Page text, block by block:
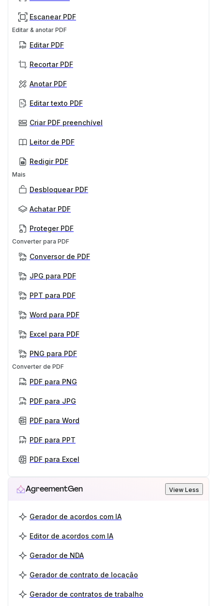
Escanear PDF
Editar & anotar PDF
Editar PDF
Recortar PDF
Anotar PDF
Editar texto PDF
Criar PDF preenchível
Leitor de PDF
Redigir PDF
Mais
Desbloquear PDF
Achatar PDF
Proteger PDF
Converter para PDF
Conversor de PDF
JPG para PDF
PPT para PDF
Word para PDF
Excel para PDF
PNG para PDF
Converter de PDF
PDF para PNG
PDF para JPG
PDF para Word
PDF para PPT
PDF para Excel
AgreementGen View Less
Gerador de acordos com IA
Editor de acordos com IA
Gerador de NDA
Gerador de contrato de locação
Gerador de contratos de trabalho